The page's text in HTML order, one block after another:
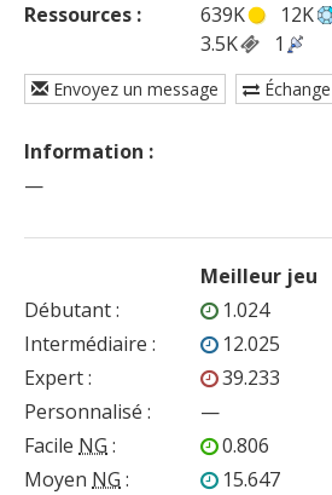
Ressources : 639K 12K
3.5K
1
Envoyez un message Échange
Information :
—
Meilleur jeu
Débutant: 1.024
Intermédiaire : 12.025
Expert: 39.233
Personnalisé : —
Facile NG : 0.806
Moyen NG : 15.647